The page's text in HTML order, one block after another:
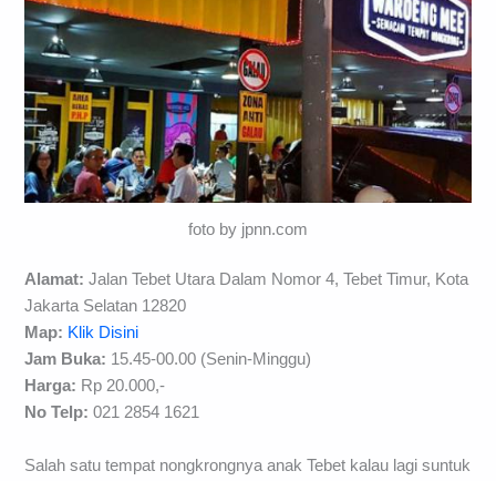
foto by jpnn.com
Alamat: Jalan Tebet Utara Dalam Nomor 4, Tebet Timur, Kota
Jakarta Selatan 12820
Map: Klik Disini
Jam Buka: 15.45-00.00 (Senin-Minggu)
Harga: Rp 20.000,-
No Telp: 021 2854 1621
Salah satu tempat nongkrongnya anak Tebet kalau lagi suntuk